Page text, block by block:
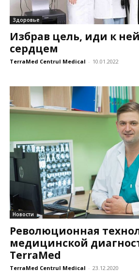
Здоровье
Избрав цель, иди к
сердцем
TerraMed Centrul Medical - 10.01.2022
Новости
Революционная
медицинской
TerraMed
TerraMed Centrul Medical - 23.12.2020